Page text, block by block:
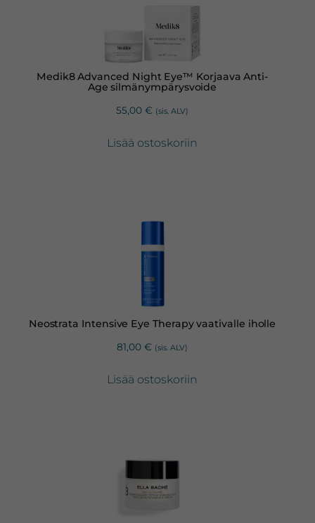
Medik8 Advanced Night Eye™ Korjaava Anti-
Age silmänympärysvoide
55,00 € (sis. ALV)
Lisää ostoskoriin
Neostrata Intensive Eye Therapy vaativalle iholle
81,00 € (sis. ALV)
Lisää ostoskoriin